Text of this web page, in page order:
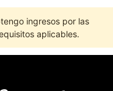
ingresos por las
aplicables.